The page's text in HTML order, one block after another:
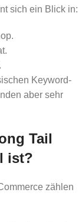
sich ein Blick in:
Keyword-
aber sehr
Tail
ist?
zählen